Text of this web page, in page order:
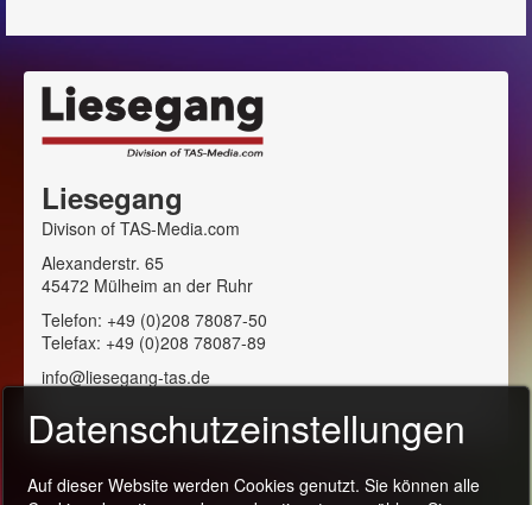
Liesegang
Divison of TAS-Media.com
Alexanderstr. 65
45472 Mülheim an der Ruhr
Telefon: +49 (0)208 78087-50
Telefax: +49 (0)208 78087-89
info@liesegang-tas.de
Datenschutzeinstellungen
Auf dieser Website werden Cookies genutzt. Sie können alle